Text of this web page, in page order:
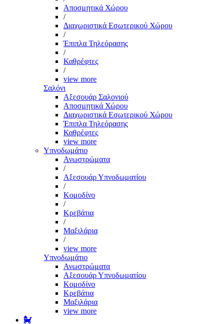
Αποσμητικά Χώρου
/
Διαχωριστικά Εσωτερικού Χώρου
/
Έπιπλα Τηλεόρασης
/
Καθρέφτες
/
view more
Σαλόνι
Αξεσουάρ Σαλονιού
Αποσμητικά Χώρου
Διαχωριστικά Εσωτερικού Χώρου
Έπιπλα Τηλεόρασης
Καθρέφτες
view more
Υπνοδωμάτιο
Ανωστρώματα
/
Αξεσουάρ Υπνοδωματίου
/
Κομοδίνο
/
Κρεβάτια
/
Μαξιλάρια
/
view more
Υπνοδωμάτιο
Ανωστρώματα
Αξεσουάρ Υπνοδωματίου
Κομοδίνο
Κρεβάτια
Μαξιλάρια
view more